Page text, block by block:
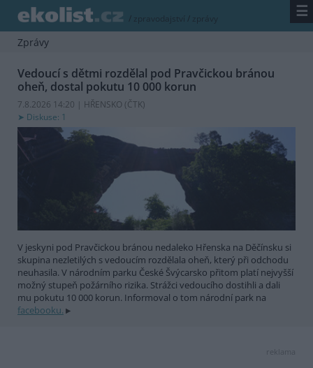
/ zpravodajství / zprávy ☰
Zprávy
Vedoucí s dětmi rozdělal pod Pravčickou bránou
oheň, dostal pokutu 10 000 korun
7.8.2026 14:20 | HŘENSKO (ČTK)
Diskuse: 1
V jeskyni pod Pravčickou bránou nedaleko Hřenska na Děčínsku si
skupina nezletilých s vedoucím rozdělala oheň, který při odchodu
neuhasila. V národním parku České Švýcarsko přitom platí nejvyšší
možný stupeň požárního rizika. Strážci vedoucího dostihli a dali
mu pokutu 10 000 korun. Informoval o tom národní park na
facebooku.
reklama